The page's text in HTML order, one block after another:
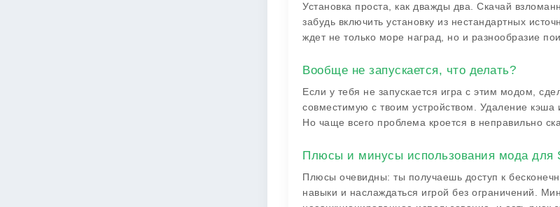
Установка проста, как дважды два. Скачай
забудь включить установку из нестандартных
ждет не только море наград, но и разнообразие
Вообще не запускается, что делать?
Если у тебя не запускается игра с этим модом,
совместимую с твоим устройством. Удаление кэша
Но чаще всего проблема кроется в неправильно
Плюсы и минусы использования мода для
Плюсы очевидны: ты получаешь доступ к
навыки и наслаждаться игрой без ограничений.